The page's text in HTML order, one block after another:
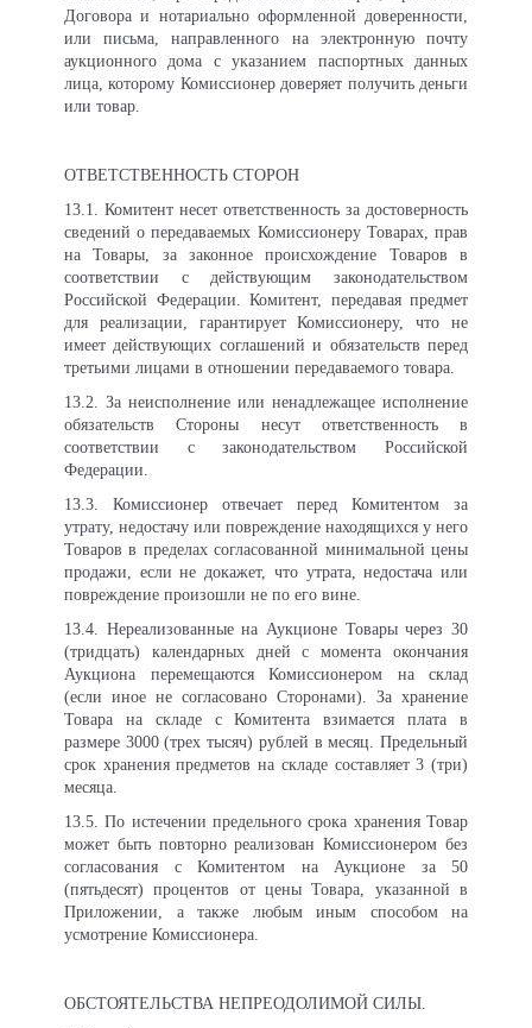
Договора и нотариально оформленной доверенности,
или письма, направленного на электронную почту
аукционного дома с указанием паспортных данных
лица, которому Комиссионер доверяет получить деньги
или товар.
ОТВЕТСТВЕННОСТЬ СТОРОН
13.1. Комитент несет ответственность за достоверность
сведений о передаваемых Комиссионеру Товарах, прав
на Товары, за законное происхождение Товаров в
соответствии с действующим законодательством
Российской Федерации. Комитент, передавая предмет
для реализации, гарантирует Комиссионеру, что не
имеет действующих соглашений и обязательств перед
третьими лицами в отношении передаваемого товара.
13.2. За неисполнение или ненадлежащее исполнение
обязательств Стороны несут ответственность в
соответствии с законодательством Российской
Федерации.
13.3. Комиссионер отвечает перед Комитентом за
утрату, недостачу или повреждение находящихся у него
Товаров в пределах согласованной минимальной цены
продажи, если не докажет, что утрата, недостача или
повреждение произошли не по его вине.
13.4. Нереализованные на Аукционе Товары через 30
(тридцать) календарных дней с момента окончания
Аукциона перемещаются Комиссионером на склад
(если иное не согласовано Сторонами). За хранение
Товара на складе с Комитента взимается плата в
размере 3000 (трех тысяч) рублей в месяц. Предельный
срок хранения предметов на складе составляет 3 (три)
месяца.
13.5. По истечении предельного срока хранения Товар
может быть повторно реализован Комиссионером без
согласования с Комитентом на Аукционе за 50
(пятьдесят) процентов от цены Товара, указанной в
Приложении, а также любым иным способом на
усмотрение Комиссионера.
ОБСТОЯТЕЛЬСТВА НЕПРЕОДОЛИМОЙ СИЛЫ.